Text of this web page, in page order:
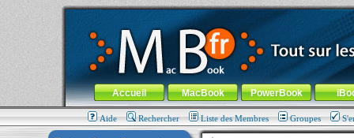
MacBook-fr.com : 100% Apple... 100% nomade !
Aller au contenu-Aller au menu général-Aller au menu de
Menu général
Accueil MacBook PowerBook
Aide Rechercher Liste des Membres Groupes